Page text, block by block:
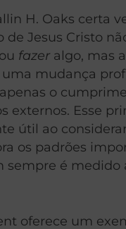
H. Oaks certa
de Jesus Cristo
ou fazer algo, mas
uma mudança
o
externos. Esse
útil ao
os padrões
sempre é medido
oferece um